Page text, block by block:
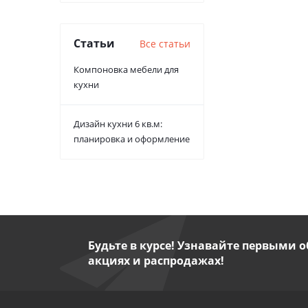
Статьи Все статьи
Компоновка мебели для
кухни
Дизайн кухни 6 кв.м:
планировка и оформление
Будьте в курсе! Узнавайте первыми
акциях и распродажах!